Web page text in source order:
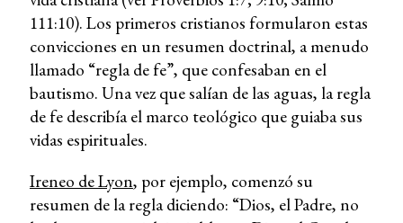
111:10). Los primeros cristianos formularon estas
convicciones en un resumen doctrinal, a menudo
llamado “regla de fe”, que confesaban en el
bautismo. Una vez que salían de las aguas, la regla
de fe describía el marco teológico que guiaba sus
vidas espirituales.
Ireneo de Lyon, por ejemplo, comenzó su
resumen de la regla diciendo: “Dios, el Padre, no